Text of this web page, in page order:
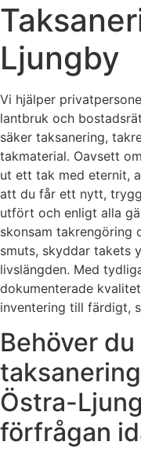
Ljungby
Vi hjälper
lantbruk och
säker taksanering,
takmaterial. Oavsett
ut ett tak med eternit,
att du får ett nytt,
utfört och enligt alla
skonsam takrengöring
smuts, skyddar takets
livslängden. Med
dokumenterade
inventering till färdigt,
Behöver
Östra-
förfrågan